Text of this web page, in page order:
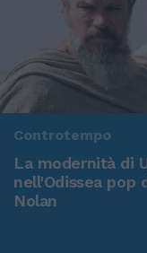
Controtempo
La modernità di
nell'Odissea pop
Nolan